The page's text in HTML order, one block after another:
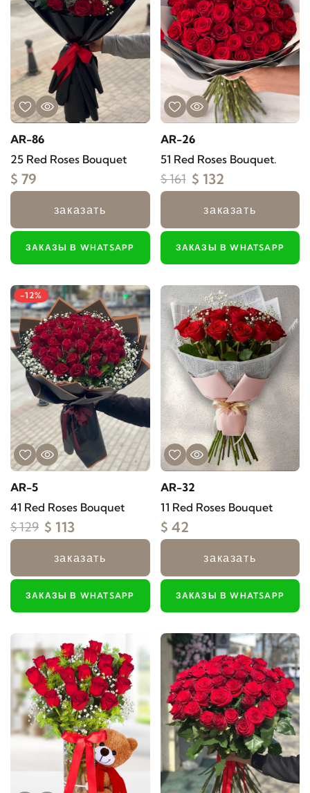
AR-86
25 Red Roses Bouquet
$ 79
заказать
ЗАКАЗЫ В WHATSAPP
AR-26
51 Red Roses Bouquet.
$ 161 $ 132
заказать
ЗАКАЗЫ В WHATSAPP
-12%
AR-5
41 Red Roses Bouquet
$ 129 $ 113
заказать
ЗАКАЗЫ В WHATSAPP
AR-32
11 Red Roses Bouquet
$ 42
заказать
ЗАКАЗЫ В WHATSAPP